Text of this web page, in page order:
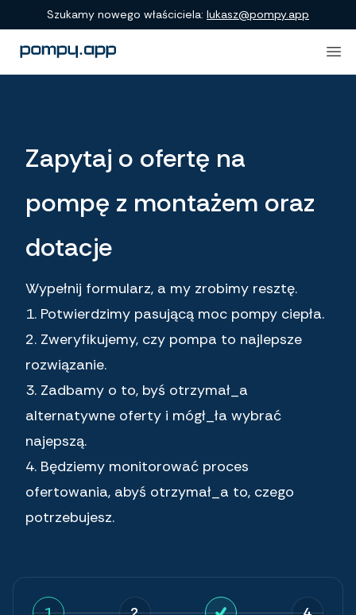
Szukamy nowego właściciela: lukasz@pompy.app
Zapytaj o ofertę na
pompę z montażem oraz
dotacje
Wypełnij formularz, a my zrobimy resztę.
1. Potwierdzimy pasującą moc pompy ciepła.
2. Zweryfikujemy, czy pompa to najlepsze
rozwiązanie.
3. Zadbamy o to, byś otrzymał_a
alternatywne oferty i mógł_ła wybrać
najepszą.
4. Będziemy monitorować proces
ofertowania, abyś otrzymał_a to, czego
potrzebujesz.